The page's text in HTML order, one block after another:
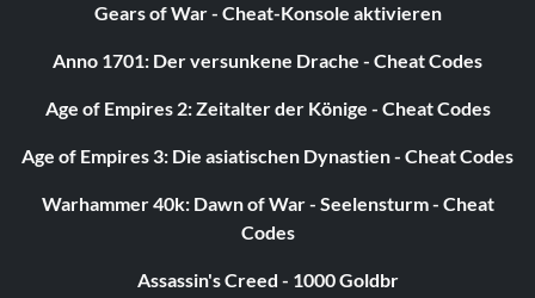
Gears of War - Cheat-Konsole aktivieren
Anno 1701: Der versunkene Drache - Cheat Codes
Age of Empires 2: Zeitalter der Könige - Cheat Codes
Age of Empires 3: Die asiatischen Dynastien - Cheat Codes
Warhammer 40k: Dawn of War - Seelensturm - Cheat
Codes
Assassin's Creed - 1000 Goldbr